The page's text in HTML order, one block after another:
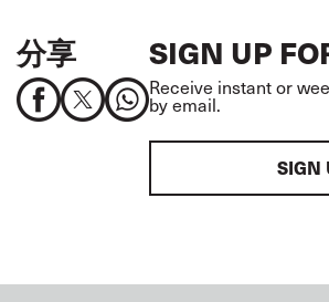
分享 SIGN UP
Receive instant or
by email.
SIGN